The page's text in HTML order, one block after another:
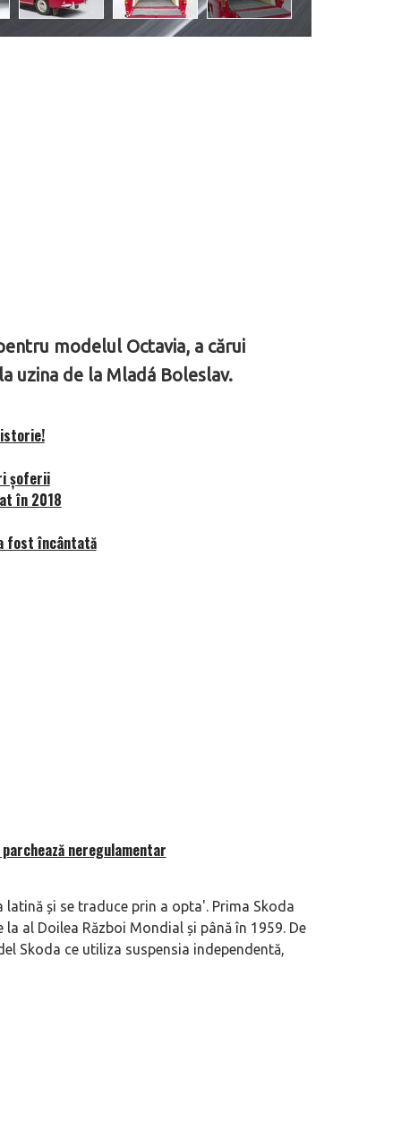
modelul Octavia, a cărui
uzina de la Mladá Boleslav.
șoferii
în 2018
fost încântată
neregulamentar
și se traduce prin a opta'. Prima Skoda
al Doilea Război Mondial și până în 1959. De
Skoda ce utiliza suspensia independentă,
central a mărcii, omagiată
Lamborghini Revuelto Miura
Dacă viața e „heavy duty”, măcar
mai buni!